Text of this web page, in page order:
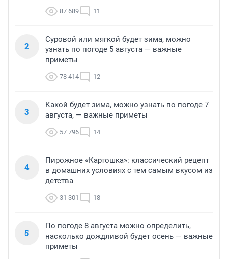
87 689 11
2
Суровой или мягкой будет зима, можно
узнать по погоде 5 августа — важные
приметы
78 414 12
3
Какой будет зима, можно узнать по погоде 7
августа, — важные приметы
57 796 14
4
Пирожное «Картошка»: классический рецепт
в домашних условиях с тем самым вкусом из
детства
31 301 18
5
По погоде 8 августа можно определить,
насколько дождливой будет осень — важные
приметы